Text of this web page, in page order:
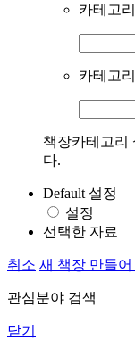
카테고리
카테고리
책장카테고리
다.
Default 설정
설정
선택한 자료
취소 새 책장 만들어
관심분야 검색
닫기